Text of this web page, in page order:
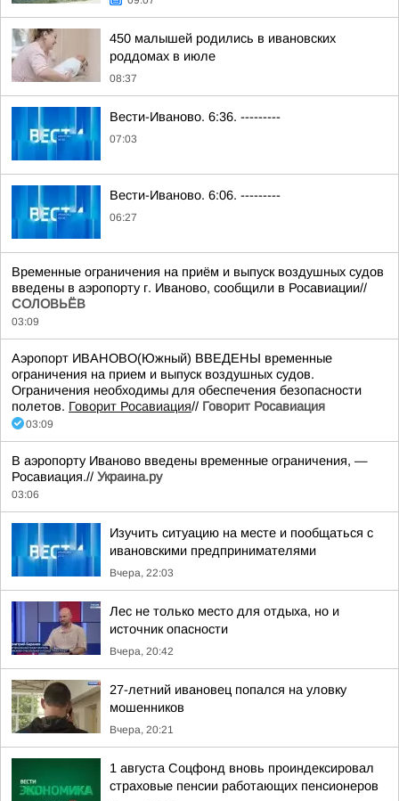
450 малышей родились в ивановских
роддомах в июле
08:37
Вести-Иваново. 6:36. ---------
07:03
Вести-Иваново. 6:06. ---------
06:27
Временные ограничения на приём и выпуск воздушных судов
введены в аэропорту г. Иваново, сообщили в Росавиации//
СОЛОВЬЁВ
03:09
Аэропорт ИВАНОВО(Южный) ВВЕДЕНЫ временные
ограничения на прием и выпуск воздушных судов.
Ограничения необходимы для обеспечения безопасности
полетов. Говорит Росавиация// Говорит Росавиация
03:09
В аэропорту Иваново введены временные ограничения, —
Росавиация.// Украина.ру
03:06
Изучить ситуацию на месте и пообщаться с
ивановскими предпринимателями
Вчера, 22:03
Лес не только место для отдыха, но и
источник опасности
Вчера, 20:42
27-летний ивановец попался на уловку
мошенников
Вчера, 20:21
1 августа Соцфонд вновь проиндексировал
страховые пенсии работающих пенсионеров